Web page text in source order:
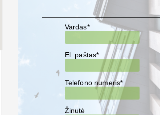
Vardas*
El. paštas*
Telefono numeris*
Žinutė